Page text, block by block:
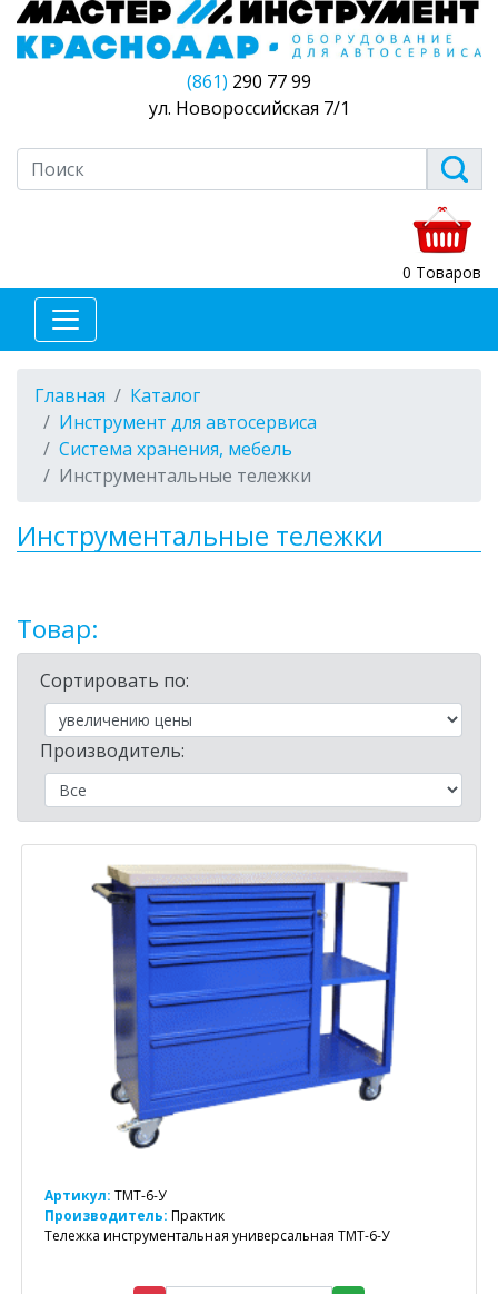
(861) 290 77 99
ул. Новороссийская 7/1
0 Товаров
Главная
Каталог
Инструмент для автосервиса
Система хранения, мебель
Инструментальные тележки
Инструментальные тележки
Товар:
Сортировать по:
Производитель:
Артикул: ТМТ-6-У
Производитель: Практик
Тележка инструментальная универсальная ТМТ-6-У